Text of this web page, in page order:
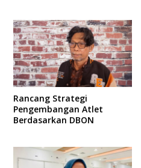
Rancang Strategi
Pengembangan Atlet
Berdasarkan DBON